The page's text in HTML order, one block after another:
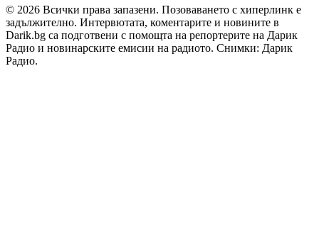
© 2026 Всички права запазени. Позоваването с хиперлинк е
задължително. Интервютата, коментарите и новините в
Darik.bg са подготвени с помощта на репортерите на Дарик
Радио и новинарските емисии на радиото. Снимки: Дарик
Радио.